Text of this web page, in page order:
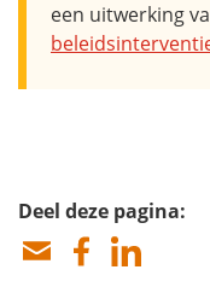
een uitwerking
Deel deze pagina: